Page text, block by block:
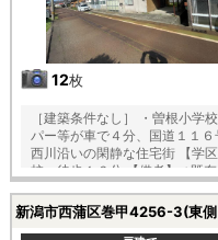
12枚
［建築条件なし］ ・曽根小学
パー等が車で４分、国道１１
西川沿いの閑静な住宅街 【学区】 曽根小学校 徒歩１０分 西川中学
校 徒歩１６分 【備考】 ※既存集落地域内 ※確定測量、解体更地にて引
新潟市西蒲区巻甲4256-3(東